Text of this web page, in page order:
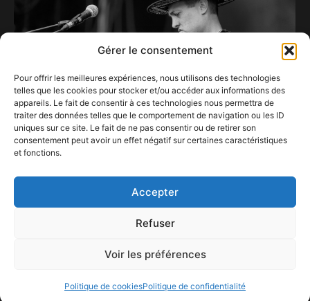
Gérer le consentement
Pour offrir les meilleures expériences, nous utilisons des technologies
telles que les cookies pour stocker et/ou accéder aux informations des
appareils. Le fait de consentir à ces technologies nous permettra de
traiter des données telles que le comportement de navigation ou les ID
uniques sur ce site. Le fait de ne pas consentir ou de retirer son
consentement peut avoir un effet négatif sur certaines caractéristiques
et fonctions.
Accepter
Refuser
Voir les préférences
Politique de cookiesPolitique de confidentialité
12 février 2024